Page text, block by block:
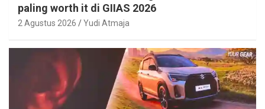
paling worth it di GIIAS 2026
2 Agustus 2026 Yudi Atmaja